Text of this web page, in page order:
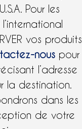
Pour les
vos produits
nous pour
l’adresse
la destination.
dans les
de votre